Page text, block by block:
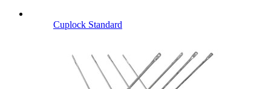
Cuplock Standard